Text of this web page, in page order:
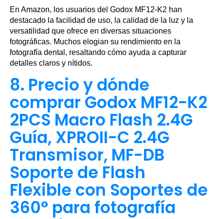
En Amazon, los usuarios del Godox MF12-K2 han
destacado la facilidad de uso, la calidad de la luz y la
versatilidad que ofrece en diversas situaciones
fotográficas. Muchos elogian su rendimiento en la
fotografía dental, resaltando cómo ayuda a capturar
detalles claros y nítidos.
8. Precio y dónde
comprar Godox MF12-K2
2PCS Macro Flash 2.4G
Guía, XPROII-C 2.4G
Transmisor, MF-DB
Soporte de Flash
Flexible con Soportes de
360° para fotografía